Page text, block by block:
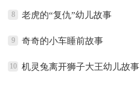
8 老虎的“复仇”幼儿故事
9 奇奇的小车睡前故事
10 机灵兔离开狮子大王幼儿故事